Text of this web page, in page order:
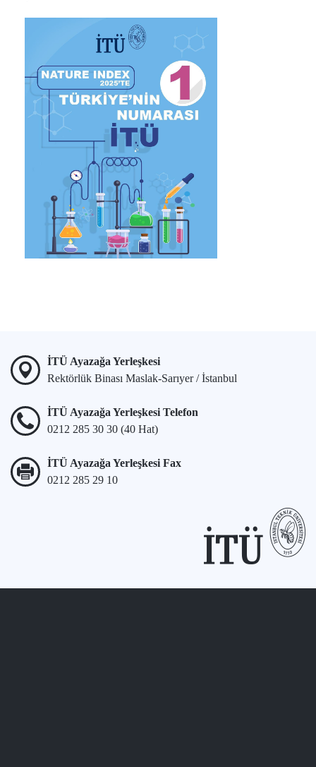
İTÜ Ayazağa Yerleşkesi
Rektörlük Binası Maslak-Sarıyer / İstanbul
İTÜ Ayazağa Yerleşkesi Telefon
0212 285 30 30 (40 Hat)
İTÜ Ayazağa Yerleşkesi Fax
0212 285 29 10